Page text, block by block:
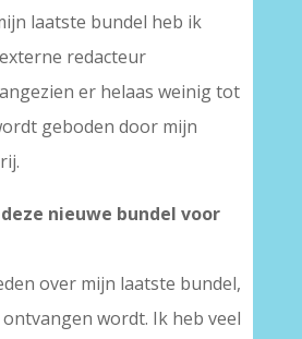
laatste bundel heb ik
redacteur
er helaas weinig tot
geboden door mijn
nieuwe bundel voor
over mijn laatste bundel,
wordt. Ik heb veel